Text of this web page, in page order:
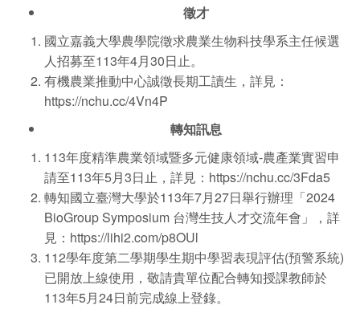
徵才
國立嘉義大學農學院徵求農業生物科技學系主任候選
人招募至113年4月30日止。
有機農業推動中心誠徵長期工讀生，詳見：
https://nchu.cc/4Vn4P
轉知訊息
113年度精準農業領域暨多元健康領域-農產業實習申
請至113年5月3日止，詳見：https://nchu.cc/3Fda5
轉知國立臺灣大學於113年7月27日舉行辦理「2024
BioGroup Symposium 台灣生技人才交流年會」，詳
見：https://lihi2.com/p8OUl
112學年度第二學期學生期中學習表現評估(預警系統)
已開放上線使用，敬請貴單位配合轉知授課教師於
113年5月24日前完成線上登錄。